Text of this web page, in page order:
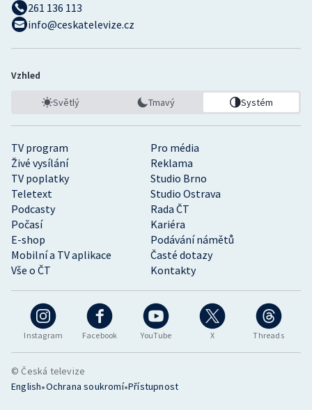
Instagram Facebook YouTube X Threads
TV program
Pro média
Živé vysílání
Reklama
TV poplatky
Studio Brno
Teletext
Studio Ostrava
Podcasty
Rada ČT
Počasí
Kariéra
E-shop
Podávání námětů
Mobilní a TV aplikace
Časté dotazy
Vše o ČT
Kontakty
261 136 113
info@ceskatelevize.cz
Vzhled
Světlý Tmavý Systém
© Česká televize
English•Ochrana soukromí•Přístupnost